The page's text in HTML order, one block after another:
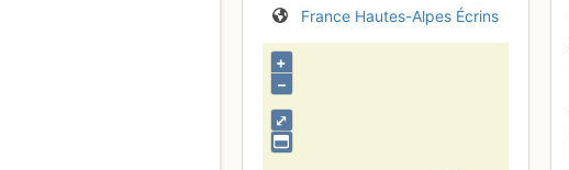
France Hautes-Alpes Écrins
⤢
+
–